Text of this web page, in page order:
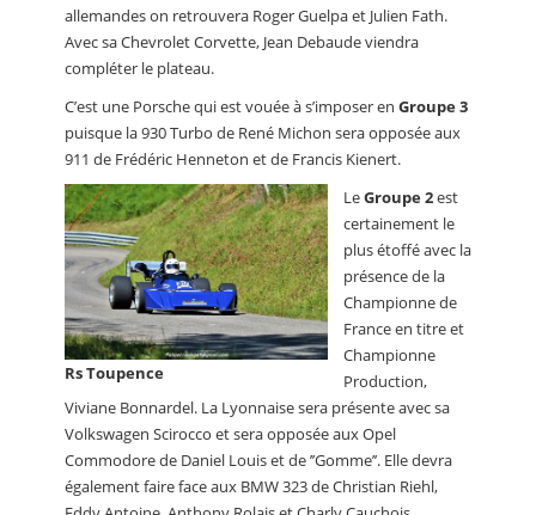
allemandes on retrouvera Roger Guelpa et Julien Fath.
Avec sa Chevrolet Corvette, Jean Debaude viendra
compléter le plateau.
C’est une Porsche qui est vouée à s’imposer en Groupe 3
puisque la 930 Turbo de René Michon sera opposée aux
911 de Frédéric Henneton et de Francis Kienert.
Rs Toupence
LeGroupe 2est
certainement le
plus étoffé avec la
présence de la
Championne de
France en titre et
Championne
Production,
Viviane Bonnardel. La Lyonnaise sera présente avec sa
Volkswagen Scirocco et sera opposée aux Opel
Commodore de Daniel Louis et de ’’Gomme’’. Elle devra
également faire face aux BMW 323 de Christian Riehl,